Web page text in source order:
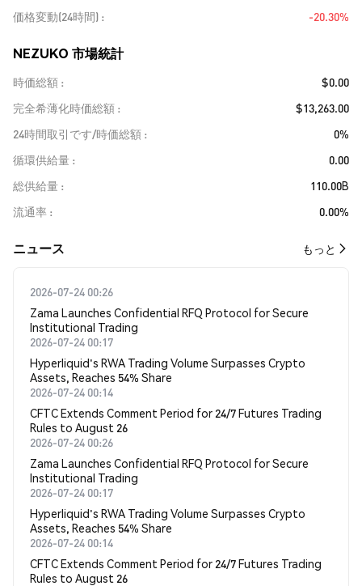
価格変動(24時間)
-20.30%
NEZUKO 市場統計
時価総額
$0.00
完全希薄化時価総額
$13,263.00
24時間取引です/時価総額
0%
循環供給量
0.00
総供給量
110.00B
流通率
0.00%
​​ニュース​​ もっと
2026-07-24 00:26
Zama Launches Confidential RFQ Protocol for Secure
Institutional Trading
2026-07-24 00:17
Hyperliquid's RWA Trading Volume Surpasses Crypto
Assets, Reaches 54% Share
2026-07-24 00:14
CFTC Extends Comment Period for 24/7 Futures Trading
Rules to August 26
2026-07-24 00:26
Zama Launches Confidential RFQ Protocol for Secure
Institutional Trading
2026-07-24 00:17
Hyperliquid's RWA Trading Volume Surpasses Crypto
Assets, Reaches 54% Share
2026-07-24 00:14
CFTC Extends Comment Period for 24/7 Futures Trading
Rules to August 26